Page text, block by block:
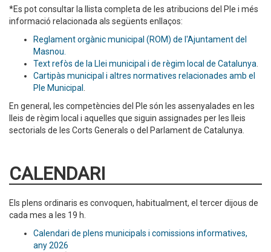
*Es pot consultar la llista completa de les atribucions del Ple i més
informació relacionada als següents enllaços:
Reglament orgànic municipal (ROM) de l'Ajuntament del
Masnou.
Text refòs de la Llei municipal i de règim local de Catalunya
Cartipàs municipal i altres normatives relacionades amb el
Ple Municipal
En general, les competències del Ple són les assenyalades en les
lleis de règim local i aquelles que siguin assignades per les lleis
sectorials de les Corts Generals o del Parlament de Catalunya.
CALENDARI
Els plens ordinaris es convoquen, habitualment, el tercer dijous de
cada mes a les 19 h.
Calendari de plens municipals i comissions informatives,
any 2026